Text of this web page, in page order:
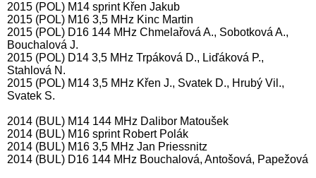
2015 (POL) M14 sprint Křen Jakub
2015 (POL) M16 3,5 MHz Kinc Martin
2015 (POL) D16 144 MHz Chmelařová A., Sobotková A.,
Bouchalová J.
2015 (POL) D14 3,5 MHz Trpáková D., Liďáková P.,
Stahlová N.
2015 (POL) M14 3,5 MHz Křen J., Svatek D., Hrubý Vil.,
Svatek S.
2014 (BUL) M14 144 MHz Dalibor Matoušek
2014 (BUL) M16 sprint Robert Polák
2014 (BUL) M16 3,5 MHz Jan Priessnitz
2014 (BUL) D16 144 MHz Bouchalová, Antošová, Papežová